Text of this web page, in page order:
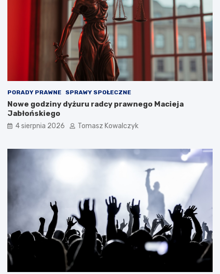
PORADY PRAWNE SPRAWY SPOŁECZNE
Nowe godziny dyżuru radcy prawnego Macieja
Jabłońskiego
4 sierpnia 2026 Tomasz Kowalczyk